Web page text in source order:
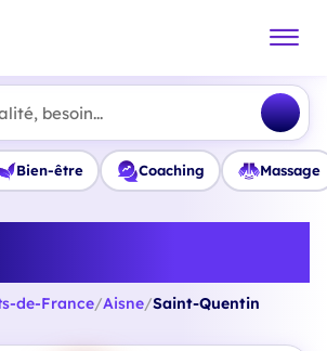
besoin...
Bien-être Coaching Massage
de-France/Aisne/Saint-Quentin